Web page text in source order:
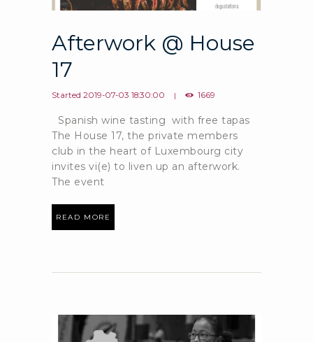
Afterwork @ House
17
Started 2019-07-03 18:30:00 1669
Spanish wine tasting with free tapas
The House 17, the private members
club in the heart of Luxembourg city
invites vi(e) to liven up an afterwork.
The event
READ MORE